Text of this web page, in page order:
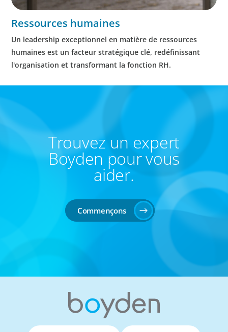
Ressources humaines
Un leadership exceptionnel en matière de ressources
humaines est un facteur stratégique clé, redéfinissant
l'organisation et transformant la fonction RH.
Trouvez un expert
Boyden pour vous
aider.
Commençons